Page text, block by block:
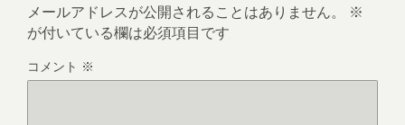
メールアドレスが公開されることはありません。
※
が付いている欄は必須項目です
コメント ※